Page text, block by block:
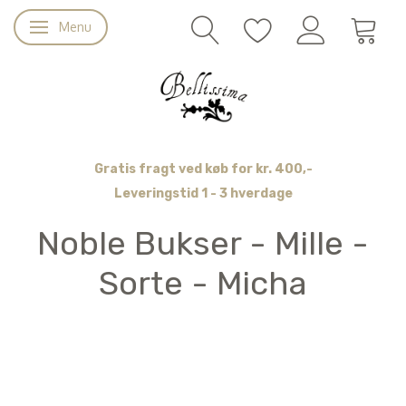
Skifte navigation
Menu
Gratis fragt ved køb for kr. 400,-
Leveringstid 1 - 3 hverdage
Noble Bukser - Mille -
Sorte - Micha